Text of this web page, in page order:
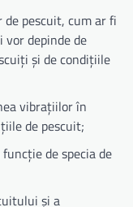
pescuit, cum ar fi
vor depinde de
și de condițiile
vibrațiilor în
de pescuit;
de specia de
și a